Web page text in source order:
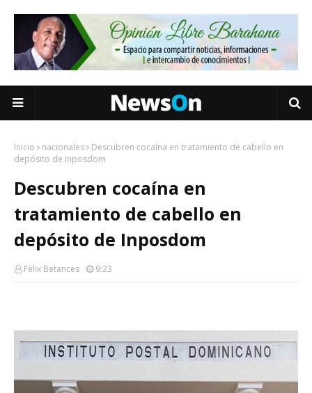
Inicio nacionales
Descubren cocaína en tratamiento de cabello en
depósito de Inposdom
Descubren cocaína en
tratamiento de cabello en
depósito de Inposdom
Félix Betances 9:23